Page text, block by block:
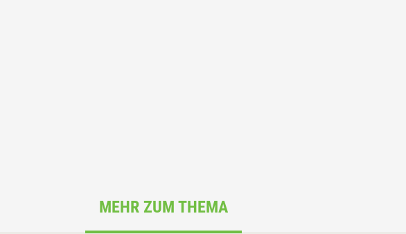
MEHR ZUM THEMA